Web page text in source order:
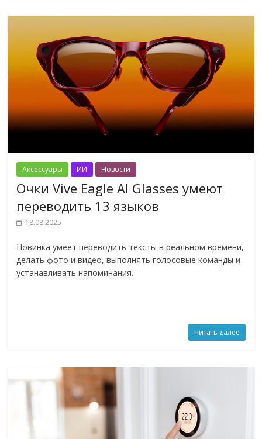
Аксессуары ИИ Новости
Очки Vive Eagle AI Glasses умеют
переводить 13 языков
18.08.2025
Новинка умеет переводить тексты в реальном времени,
делать фото и видео, выполнять голосовые команды и
устанавливать напоминания.
Читать далее